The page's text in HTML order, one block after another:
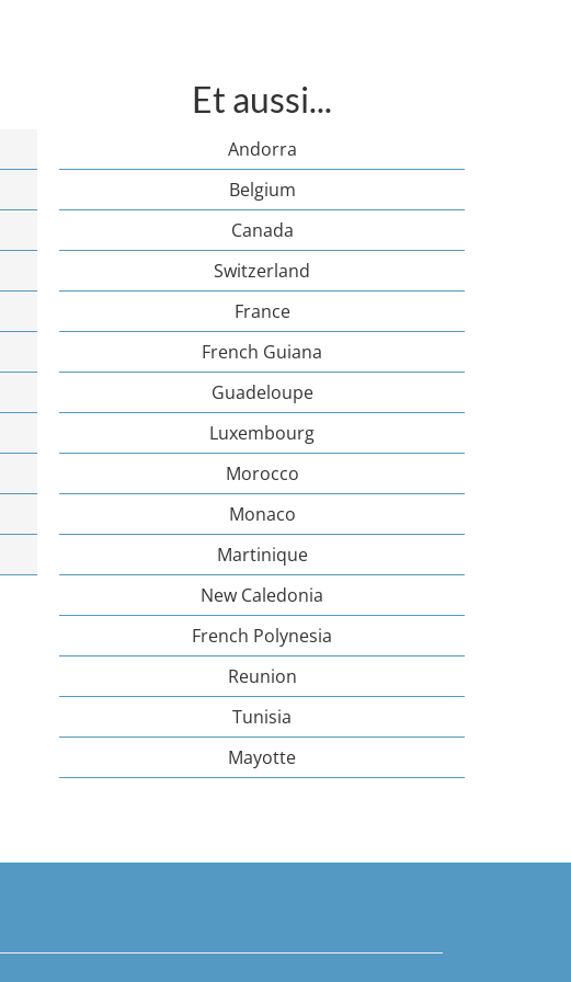
Et aussi...
Andorra
Belgium
Canada
Switzerland
France
French Guiana
Guadeloupe
Luxembourg
Morocco
Monaco
Martinique
New Caledonia
French Polynesia
Reunion
Tunisia
Mayotte